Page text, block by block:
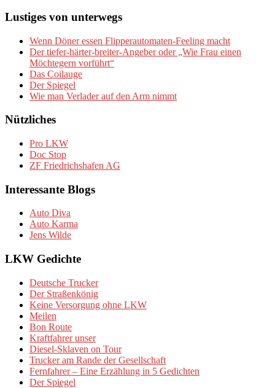
Lustiges von unterwegs
Wenn Döner essen Flipperautomaten-Feeling macht
Der tiefer-härter-breiter-Angeber oder „Wie Frau einen
Möchtegern vorführt“
Das Coilauge
Der Spiegel
Wie man Verlader auf den Arm nimmt
Nützliches
Pro LKW
Doc Stop
ZF Friedrichshafen AG
Interessante Blogs
Auto Diva
Auto Karma
Jens Wilde
LKW Gedichte
Deutsche Trucker
Der Straßenkönig
Keine Versorgung ohne LKW
Meilen
Bon Route
Kraftfahrer unser
Diesel-Sklaven on Tour
Trucker am Rande der Gesellschaft
Fernfahrer – Eine Erzählung in 5 Gedichten
Der Spiegel